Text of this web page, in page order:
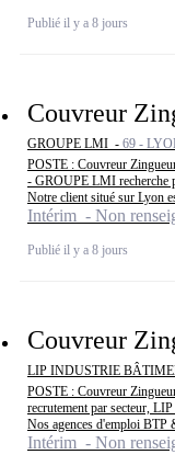
Publié il y a 8 jours
Couvreur
GROUPE LMI - 69 -
POSTE : Couvreur
- GROUPE LMI recherche
Notre client situé sur Lyon
Intérim - Non
Publié il y a 8 jours
Couvreur
LIP INDUSTRIE
POSTE : Couvreur
recrutement par secteur,
Nos agences d'emploi BTP
Intérim - Non